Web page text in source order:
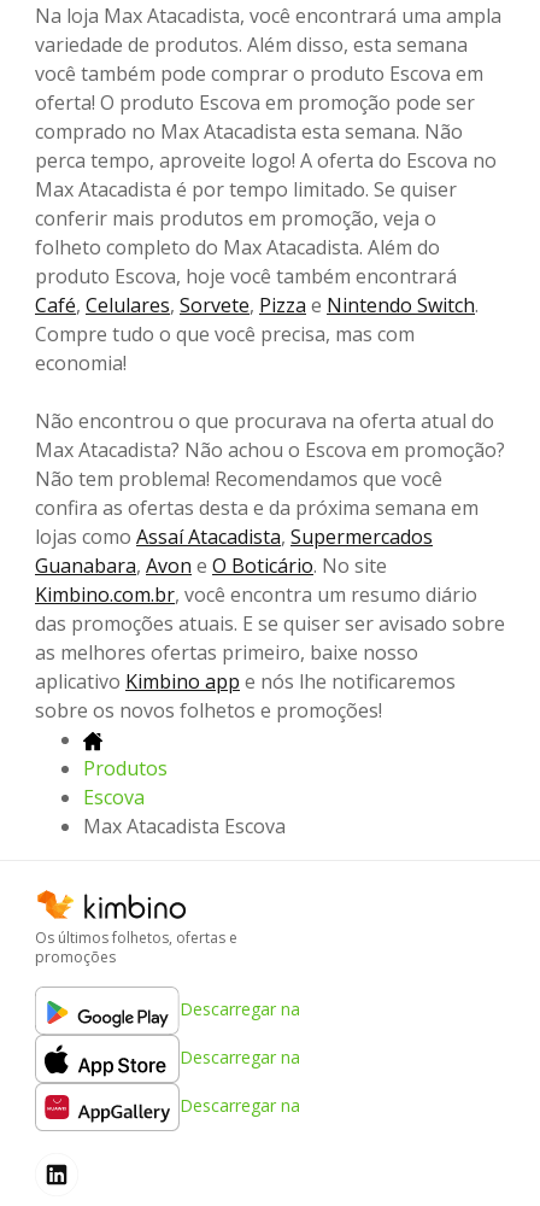
Na loja Max Atacadista, você encontrará uma ampla
variedade de produtos. Além disso, esta semana
você também pode comprar o produto Escova em
oferta! O produto Escova em promoção pode ser
comprado no Max Atacadista esta semana. Não
perca tempo, aproveite logo! A oferta do Escova no
Max Atacadista é por tempo limitado. Se quiser
conferir mais produtos em promoção, veja o
folheto completo do Max Atacadista. Além do
produto Escova, hoje você também encontrará
Café, Celulares, Sorvete, Pizza e Nintendo Switch.
Compre tudo o que você precisa, mas com
economia!
Não encontrou o que procurava na oferta atual do
Max Atacadista? Não achou o Escova em promoção?
Não tem problema! Recomendamos que você
confira as ofertas desta e da próxima semana em
lojas como Assaí Atacadista, Supermercados
Guanabara, Avon e O Boticário. No site
Kimbino.com.br, você encontra um resumo diário
das promoções atuais. E se quiser ser avisado sobre
as melhores ofertas primeiro, baixe nosso
aplicativo Kimbino app e nós lhe notificaremos
sobre os novos folhetos e promoções!
Produtos
Escova
Max Atacadista Escova
Os últimos folhetos, ofertas e
promoções
Descarregar na
Descarregar na
Descarregar na